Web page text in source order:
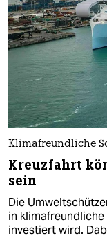
Klimafreundliche
Kreuzfahrt
sein
Die
in
investiert wird.